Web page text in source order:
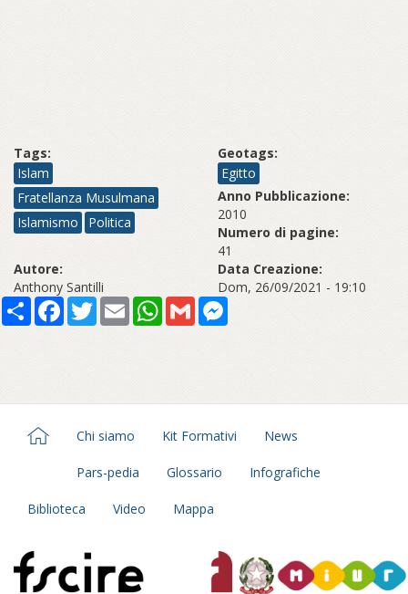
Tags:
Islam
Fratellanza Musulmana
Islamismo
Politica
Geotags:
Egitto
Anno Pubblicazione:
2010
Numero di pagine:
41
Autore:
Anthony Santilli
Data Creazione:
Dom, 26/09/2021 - 19:10
Share Facebook
TwitterEmail WhatsApp
Gmail
Chi siamo Kit Formativi News
Pars-pedia Glossario Infografiche
Biblioteca Video Mappa